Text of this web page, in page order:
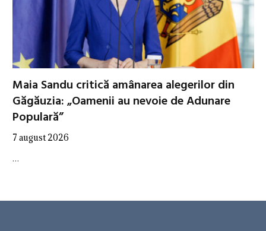
Maia Sandu critică amânarea alegerilor din
Găgăuzia: „Oamenii au nevoie de Adunare
Populară”
7 august 2026
…